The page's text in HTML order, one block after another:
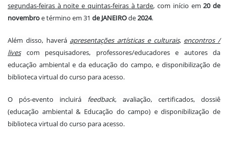
segundas-feiras à noite e quintas-feiras à tarde, com início em20 de
novembroe término em 31 de JANEIROde2024.
Além disso, haverá apresentações artísticas e culturais, encontros /
livescom pesquisadores, professores/educadores e autores da
educação ambiental e da educação do campo, e disponibilização de
biblioteca virtual do curso para acesso.
O pós-evento incluirá feedback, avaliação, certificados, dossiê
(educação ambiental & Educação do campo) e disponibilização de
biblioteca virtual do curso para acesso.